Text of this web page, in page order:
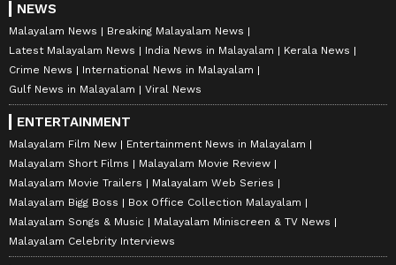
NEWS
Malayalam News
Breaking Malayalam News
Latest Malayalam News
India News in Malayalam
Kerala News
Crime News
International News in Malayalam
Gulf News in Malayalam
Viral News
ENTERTAINMENT
Malayalam Film New
Entertainment News in Malayalam
Malayalam Short Films
Malayalam Movie Review
Malayalam Movie Trailers
Malayalam Web Series
Malayalam Bigg Boss
Box Office Collection Malayalam
Malayalam Songs & Music
Malayalam Miniscreen & TV News
Malayalam Celebrity Interviews